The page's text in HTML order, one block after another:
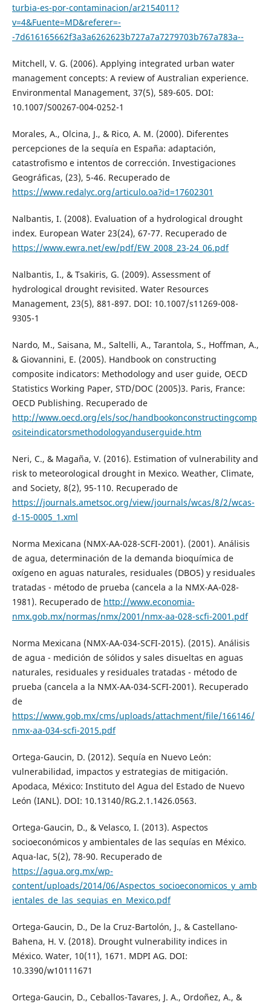
turbia-es-por-contaminacion/ar2154011?
v=4&Fuente=MD&referer=-
-7d616165662f3a3a6262623b727a7a7279703b767a783a--
Mitchell, V. G. (2006). Applying integrated urban water
management concepts: A review of Australian experience.
Environmental Management, 37(5), 589-605. DOI:
10.1007/S00267-004-0252-1
Morales, A., Olcina, J., & Rico, A. M. (2000). Diferentes
percepciones de la sequía en España: adaptación,
catastrofismo e intentos de corrección. Investigaciones
Geográficas, (23), 5-46. Recuperado de
https://www.redalyc.org/articulo.oa?id=17602301
Nalbantis, I. (2008). Evaluation of a hydrological drought
index. European Water 23(24), 67-77. Recuperado de
https://www.ewra.net/ew/pdf/EW_2008_23-24_06.pdf
Nalbantis, I., & Tsakiris, G. (2009). Assessment of
hydrological drought revisited. Water Resources
Management, 23(5), 881-897. DOI: 10.1007/s11269-008-
9305-1
Nardo, M., Saisana, M., Saltelli, A., Tarantola, S., Hoffman, A.,
& Giovannini, E. (2005). Handbook on constructing
composite indicators: Methodology and user guide, OECD
Statistics Working Paper, STD/DOC (2005)3. Paris, France:
OECD Publishing. Recuperado de
http://www.oecd.org/els/soc/handbookonconstructingcomp
ositeindicatorsmethodologyanduserguide.htm
Neri, C., & Magaña, V. (2016). Estimation of vulnerability and
risk to meteorological drought in Mexico. Weather, Climate,
and Society, 8(2), 95-110. Recuperado de
https://journals.ametsoc.org/view/journals/wcas/8/2/wcas-
d-15-0005_1.xml
Norma Mexicana (NMX-AA-028-SCFI-2001). (2001). Análisis
de agua, determinación de la demanda bioquímica de
oxígeno en aguas naturales, residuales (DBO5) y residuales
tratadas - método de prueba (cancela a la NMX-AA-028-
1981). Recuperado de http://www.economia-
nmx.gob.mx/normas/nmx/2001/nmx-aa-028-scfi-2001.pdf
Norma Mexicana (NMX-AA-034-SCFI-2015). (2015). Análisis
de agua - medición de sólidos y sales disueltas en aguas
naturales, residuales y residuales tratadas - método de
prueba (cancela a la NMX-AA-034-SCFI-2001). Recuperado
de
https://www.gob.mx/cms/uploads/attachment/file/166146/
nmx-aa-034-scfi-2015.pdf
Ortega-Gaucin, D. (2012). Sequía en Nuevo León:
vulnerabilidad, impactos y estrategias de mitigación.
Apodaca, México: Instituto del Agua del Estado de Nuevo
León (IANL). DOI: 10.13140/RG.2.1.1426.0563.
Ortega-Gaucin, D., & Velasco, I. (2013). Aspectos
socioeconómicos y ambientales de las sequías en México.
Aqua-lac, 5(2), 78-90. Recuperado de
https://agua.org.mx/wp-
content/uploads/2014/06/Aspectos_socioeconomicos_y_amb
ientales_de_las_sequias_en_Mexico.pdf
Ortega-Gaucin, D., De la Cruz-Bartolón, J., & Castellano-
Bahena, H. V. (2018). Drought vulnerability indices in
México. Water, 10(11), 1671. MDPI AG. DOI:
10.3390/w10111671
Ortega-Gaucin, D., Ceballos-Tavares, J. A., Ordoñez, A., &